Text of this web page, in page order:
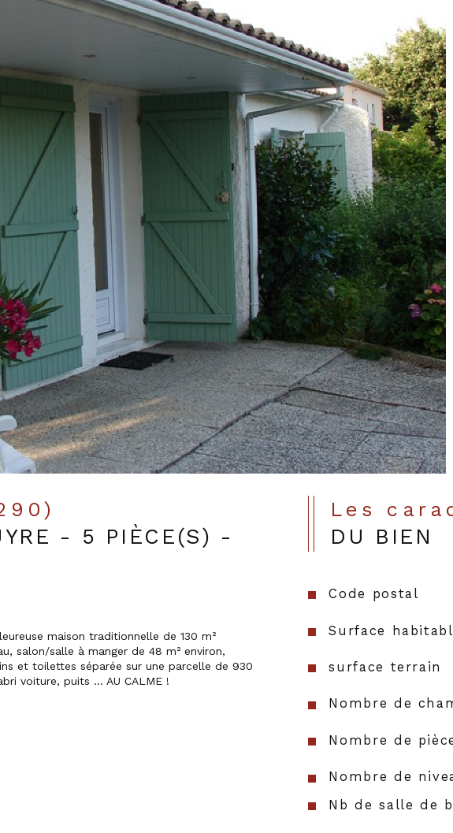
- 5 PIÈCE(S) -
salon/salle à manger de 48 m² environ,
et toilettes séparée sur une parcelle de 930
voiture, puits ... AU CALME !
Les
DU BIEN
Code postal
Surface
surface terrain
Nombre de
Nombre de
Nombre de
Nb de salle de